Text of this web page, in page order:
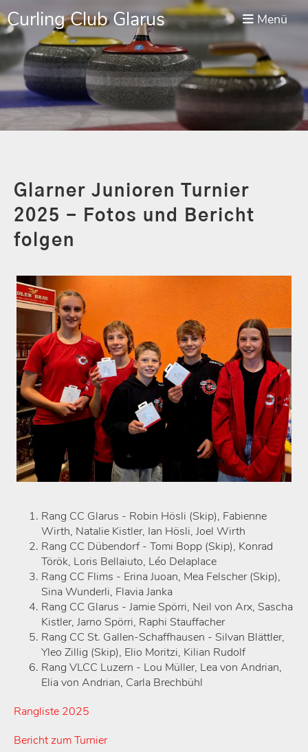
Curling Club Glarus Menü
Glarner Junioren Turnier
2025 - Fotos und Bericht
folgen
Rang CC Glarus - Robin Hösli (Skip), Fabienne
Wirth, Natalie Kistler, Ian Hösli, Joel Wirth
Rang CC Dübendorf - Tomi Bopp (Skip), Konrad
Török, Loris Bellaiuto, Léo Delaplace
Rang CC Flims - Erina Juoan, Mea Felscher (Skip),
Sina Wunderli, Flavia Janka
Rang CC Glarus - Jamie Spörri, Neil von Arx, Sascha
Kistler, Jarno Spörri, Raphi Stauffacher
Rang CC St. Gallen-Schaffhausen - Silvan Blättler,
Yleo Zillig (Skip), Elio Moritzi, Kilian Rudolf
Rang VLCC Luzern - Lou Müller, Lea von Andrian,
Elia von Andrian, Carla Brechbühl
Rangliste 2025
Bericht zum Turnier